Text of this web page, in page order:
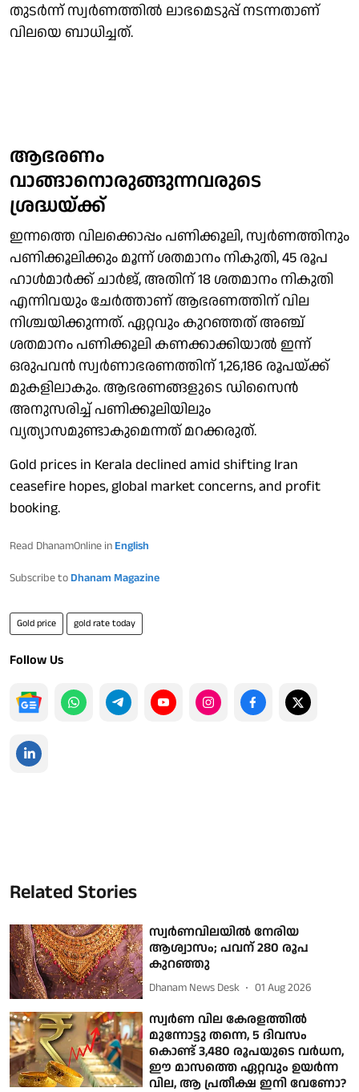
തുടര്‍ന്ന്‌ സ്വര്‍ണത്തില്‍ ലാഭമെടുപ്പ് നടന്നതാണ്
വിലയെ ബാധിച്ചത്.
ആഭരണം
വാങ്ങാനൊരുങ്ങുന്നവരുടെ
ശ്രദ്ധയ്ക്ക്
ഇന്നത്തെ വിലക്കൊപ്പം പണിക്കൂലി, സ്വര്‍ണത്തിനും
പണിക്കൂലിക്കും മൂന്ന് ശതമാനം നികുതി, 45 രൂപ
ഹാള്‍മാര്‍ക്ക് ചാര്‍ജ്, അതിന് 18 ശതമാനം നികുതി
എന്നിവയും ചേര്‍ത്താണ് ആഭരണത്തിന് വില
നിശ്ചയിക്കുന്നത്. ഏറ്റവും കുറഞ്ഞത് അഞ്ച്
ശതമാനം പണിക്കൂലി കണക്കാക്കിയാല്‍ ഇന്ന്
ഒരുപവന്‍ സ്വര്‍ണാഭരണത്തിന് 1,26,186 രൂപയ്ക്ക്
മുകളിലാകും. ആഭരണങ്ങളുടെ ഡിസൈന്‍
അനുസരിച്ച് പണിക്കൂലിയിലും
വ്യത്യാസമുണ്ടാകുമെന്നത് മറക്കരുത്.
Gold prices in Kerala declined amid shifting Iran
ceasefire hopes, global market concerns, and profit
booking.
Read DhanamOnline in English
Subscribe to Dhanam Magazine
Gold price gold rate today
Follow Us
Related Stories
സ്വര്‍ണവിലയില്‍ നേരിയ
ആശ്വാസം; പവന് 280 രൂപ
കുറഞ്ഞു
Dhanam News Desk 01 Aug 2026
സ്വര്‍ണ വില കേരളത്തില്‍
മുന്നോട്ടു തന്നെ, 5 ദിവസം
കൊണ്ട് 3,480 രൂപയുടെ വര്‍ധന,
ഈ മാസത്തെ ഏറ്റവും ഉയര്‍ന്ന
വില, ആ പ്രതീക്ഷ ഇനി വേണോ?